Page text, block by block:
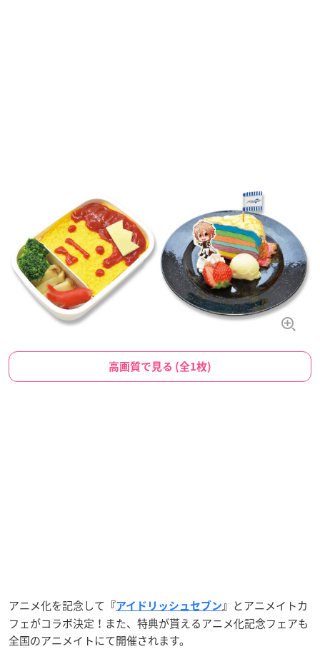
高画質で見る (全1枚)
アニメ化を記念して 『アイドリッシュセブン 』
とアニメイトカ
フェがコラボ決定！また、特典が貰えるアニメ化記念フェアも
全国のアニメイトにて開催されます。